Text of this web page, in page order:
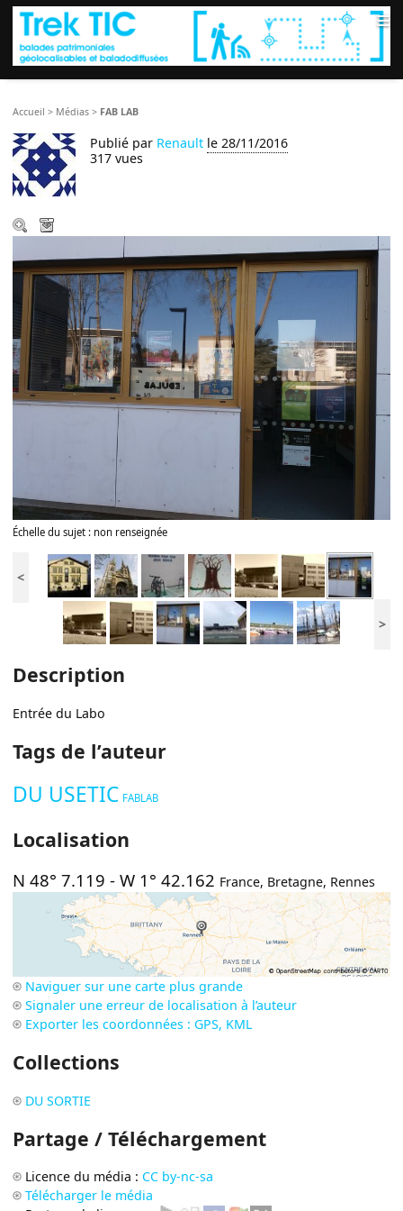
≡
Accueil > Médias > FAB LAB
Publié par Renault le 28/11/2016
317 vues
Échelle du sujet : non renseignée
<
>
Description
Entrée du Labo
Tags de l’auteur
DU USETIC FABLAB
Localisation
N 48° 7.119 -W 1° 42.162 France, Bretagne, Rennes
Naviguer sur une carte plus grande
Signaler une erreur de localisation à l’auteur
Exporter les coordonnées : GPS, KML
Collections
DU SORTIE
Partage / Téléchargement
Licence du média : CC by-nc-sa
Télécharger le média